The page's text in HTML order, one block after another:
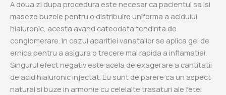
A doua zi dupa procedura este necesar ca pacientul sa isi
maseze buzele pentru o distribuire uniforma a acidului
hialuronic, acesta avand cateodata tendinta de
conglomerare. In cazul aparitiei vanatailor se aplica gel de
ernica pentru a asigura o trecere mai rapida a inflamatiei.
Singurul efect negativ este acela de exagerare a cantitatii
de acid hialuronic injectat. Eu sunt de parere ca un aspect
natural si buze in armonie cu celelalte trasaturi ale fetei